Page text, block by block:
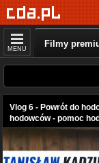
MENU Filmy
Vlog 6 - Powrót do
hodowców - pomoc